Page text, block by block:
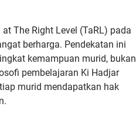
The Right Level (TaRL) pada
berharga. Pendekatan ini
kemampuan murid, bukan
pembelajaran Ki Hadjar
murid mendapatkan hak